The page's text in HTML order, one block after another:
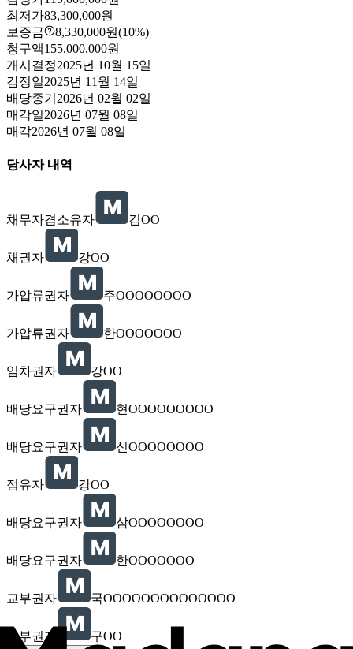
최저가83,300,000원
보증금
8,330,000원(10%)
청구액155,000,000원
개시결정2025년 10월 15일
감정일2025년 11월 14일
배당종기 2026년 02월 02일
매각일2026년 07월 08일
매각2026년 07월 08일
당사자 내역
채무자겸소유자 김OO
채권자 강OO
가압류권자 주OOOOOOOO
가압류권자 한OOOOOOO
임차권자 강OO
배당요구권자 현OOOOOOOOO
배당요구권자 신OOOOOOOO
점유자 강OO
배당요구권자 삼OOOOOOOO
배당요구권자 한OOOOOOO
교부권자 국OOOOOOOOOOOOOO
교부권자 구OO